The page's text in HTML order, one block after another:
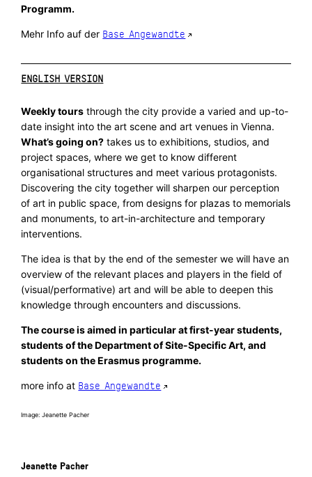
Programm.
Mehr Info auf der Base Angewandte
ENGLISH VERSION
Weekly tours through the city provide a varied and up-to-
date insight into the art scene and art venues in Vienna.
What’s going on? takes us to exhibitions, studios, and
project spaces, where we get to know different
organisational structures and meet various protagonists.
Discovering the city together will sharpen our perception
of art in public space, from designs for plazas to memorials
and monuments, to art-in-architecture and temporary
interventions.
The idea is that by the end of the semester we will have an
overview of the relevant places and players in the field of
(visual/performative) art and will be able to deepen this
knowledge through encounters and discussions.
The course is aimed in particular at first-year students,
students of the Department of Site-Specific Art, and
students on the Erasmus programme.
more info at Base Angewandte
Image: Jeanette Pacher
Jeanette Pacher